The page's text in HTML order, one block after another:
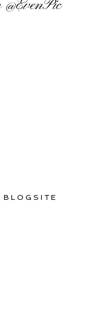
@EvenPic
BLOGSITE